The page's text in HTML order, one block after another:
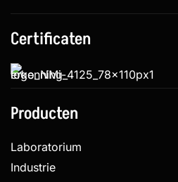
Certificaten
Producten
Laboratorium
Industrie